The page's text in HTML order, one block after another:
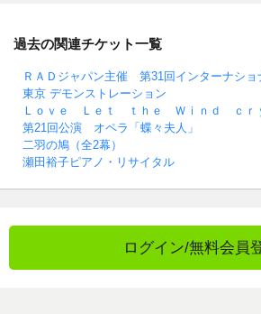
過去の関連チケット一覧
ＲＡＤジャパン主催 第31回インターナショ
東京 デモンストレーション
Ｌｏｖｅ Ｌｅｔ ｔｈｅ Ｗｉｎｄ ｃｒ
第21回公演 オペラ「蝶々夫人」
二羽の鳩（全2幕）
瀬田裕子ピアノ・リサイタル
ログイン/無料会員